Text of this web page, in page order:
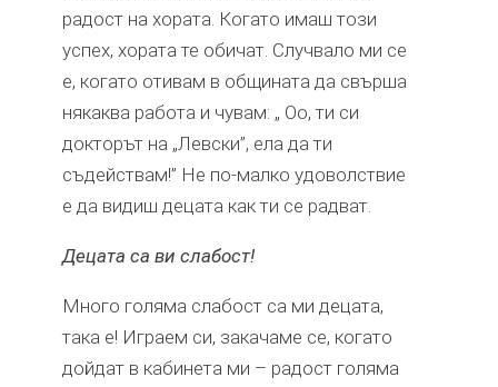
радост на хората. Когато имаш този
успех, хората те обичат. Случвало ми се
е, когато отивам в общината да свърша
някаква работа и чувам: „ Оо, ти си
докторът на „Левски”, ела да ти
съдействам!” Не по-малко удоволствие
е да видиш децата как ти се радват.
Децата са ви слабост!
Много голяма слабост са ми децата,
така е! Играем си, закачаме се, когато
дойдат в кабинета ми – радост голяма